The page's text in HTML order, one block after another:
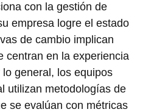
con la gestión de
empresa logre el estado
de cambio implican
centran en la experiencia
general, los equipos
utilizan metodologías de
se evalúan con métricas